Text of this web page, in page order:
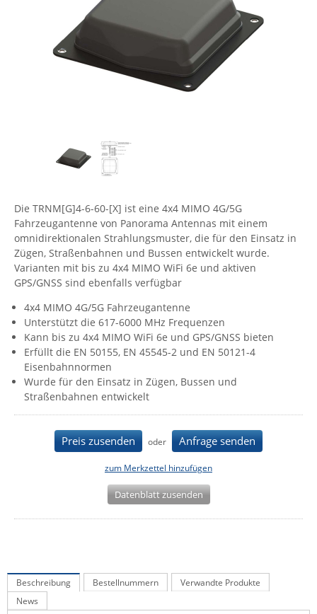
Energiemessung
Energieverteilung
IP, WLAN & GSM Sensorik
Datenlogger
IoT - Internet of Things
Remote I/O
IPC, Industrielle Netzwerktechnik & WLAN
Industrielle Netzwerktechnik / Kommunikation
Industrielle Computer
IT Netzwerktechnik / Kommunikation
Comet System
CompleTech
Contemporary Controls
Enginko - mcf88
Fokus Technologies
Gude
Guntermann & Drunck
High Sec Labs
HW group
Icron
IEC Lock
Ihse
Kerlink
Kramer Electronics
Legrand
Moxa
PatchSee
Power Kingdom
Die TRNM[G]4-6-60-[X] ist eine 4x4 MIMO 4G/5G
Fahrzeugantenne von Panorama Antennas mit einem
omnidirektionalen Strahlungsmuster, die für den Einsatz in
Zügen, Straßenbahnen und Bussen entwickelt wurde.
Varianten mit bis zu 4x4 MIMO WiFi 6e und aktiven
GPS/GNSS sind ebenfalls verfügbar
4x4 MIMO 4G/5G Fahrzeugantenne
Unterstützt die 617-6000 MHz Frequenzen
Kann bis zu 4x4 MIMO WiFi 6e und GPS/GNSS bieten
Erfüllt die EN 50155, EN 45545-2 und EN 50121-4
Eisenbahnnormen
Wurde für den Einsatz in Zügen, Bussen und
Straßenbahnen entwickelt
Preis zusenden oder Anfrage senden
zum Merkzettel hinzufügen
Datenblatt zusenden
Beschreibung Bestellnummern
Verwandte Produkte
News